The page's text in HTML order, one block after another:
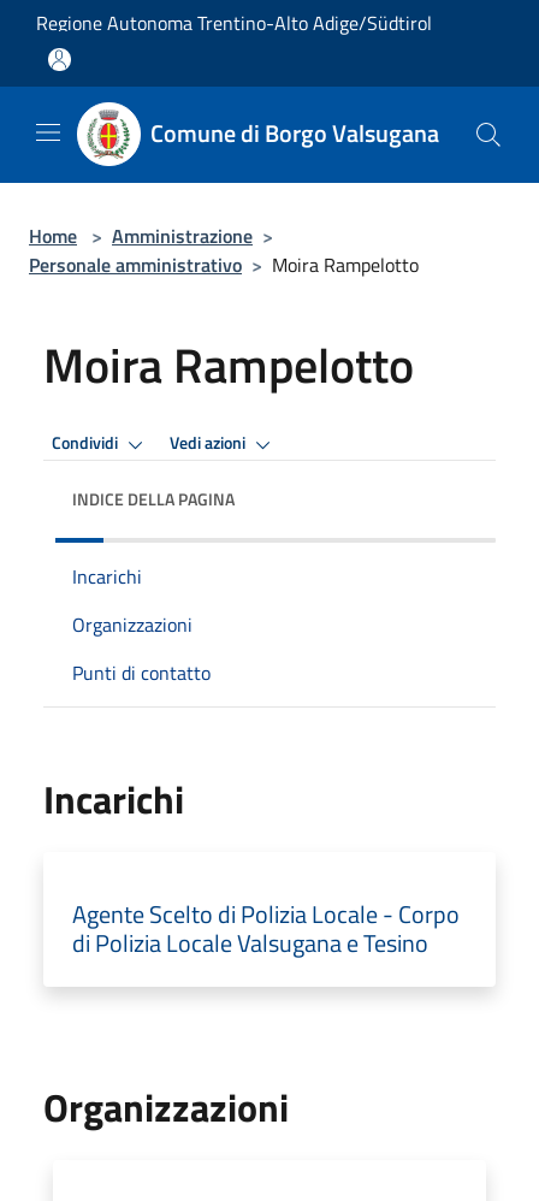
Salta al contenuto principale
Regione Autonoma Trentino-Alto Adige/Südtirol
Comune di Borgo Valsugana
Home > Amministrazione >
Personale amministrativo > Moira Rampelotto
Moira Rampelotto
Condividi Vedi azioni
INDICE DELLA PAGINA
Incarichi
Organizzazioni
Punti di contatto
Incarichi
Agente Scelto di Polizia Locale - Corpo
di Polizia Locale Valsugana e Tesino
Organizzazioni